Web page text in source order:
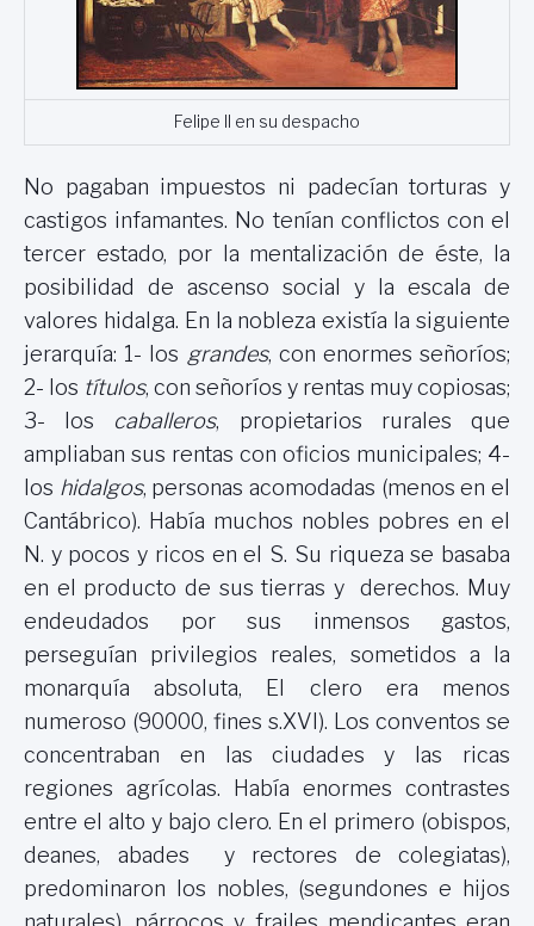
Felipe II en su despacho
No pagaban impuestos ni padecían torturas y
castigos infamantes. No tenían conflictos con el
tercer estado, por la mentalización de éste, la
posibilidad de ascenso social y la escala de
valores hidalga. En la nobleza existía la siguiente
jerarquía: 1- los grandes, con enormes señoríos;
2- los títulos, con señoríos y rentas muy copiosas;
3- los caballeros, propietarios rurales que
ampliaban sus rentas con oficios municipales; 4-
los hidalgos, personas acomodadas (menos en el
Cantábrico). Había muchos nobles pobres en el
N. y pocos y ricos en el S. Su riqueza se basaba
en el producto de sus tierras y derechos. Muy
endeudados por sus inmensos gastos,
perseguían privilegios reales, sometidos a la
monarquía absoluta, El clero era menos
numeroso (90000, fines s.XVI). Los conventos se
concentraban en las ciudades y las ricas
regiones agrícolas. Había enormes contrastes
entre el alto y bajo clero. En el primero (obispos,
deanes, abades y rectores de colegiatas),
predominaron los nobles, (segundones e hijos